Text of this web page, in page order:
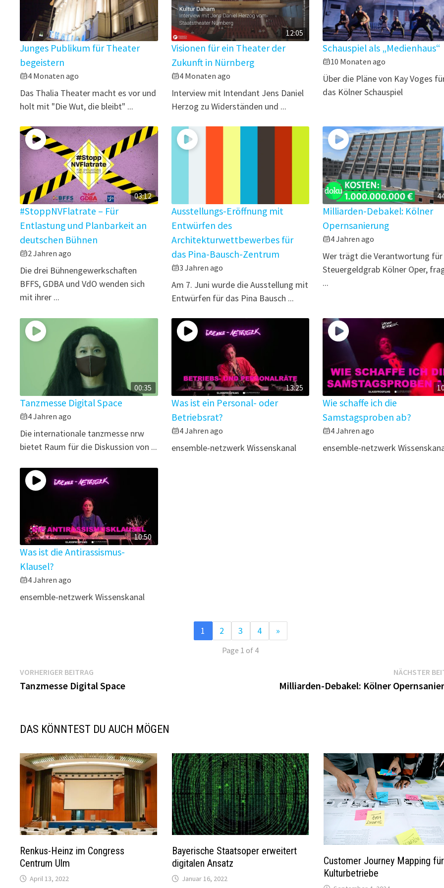
Junges Publikum für Theater
begeistern
4 Monaten ago
Das Thalia Theater macht es vor und
holt mit "Die Wut, die bleibt" ...
12:05
Visionen für ein Theater der
Zukunft in Nürnberg
4 Monaten ago
Interview mit Intendant Jens Daniel
Herzog zu Widerständen und ...
Schauspiel als „Medienhaus“
10 Monaten ago
Über die Pläne von Kay Voges
das Kölner Schauspiel
03:12
#StoppNVFlatrate – Für
Entlastung und Planbarkeit an
deutschen Bühnen
2 Jahren ago
Die drei Bühnengewerkschaften
BFFS, GDBA und VdO wenden sich
mit ihrer ...
Ausstellungs-Eröffnung mit
Entwürfen des
Architekturwettbewerbes für
das Pina-Bausch-Zentrum
3 Jahren ago
Am 7. Juni wurde die Ausstellung mit
Entwürfen für das Pina Bausch ...
Milliarden-Debakel: Kölner
Opernsanierung
4 Jahren ago
Wer trägt die Verantwortung
Steuergeldgrab Kölner Oper,
...
00:35
Tanzmesse Digital Space
4 Jahren ago
Die internationale tanzmesse nrw
bietet Raum für die Diskussion von ...
13:25
Was ist ein Personal- oder
Betriebsrat?
4 Jahren ago
ensemble-netzwerk Wissenskanal
Wie schaffe ich die
Samstagsproben ab?
4 Jahren ago
ensemble-netzwerk
10:50
Was ist die Antirassismus-
Klausel?
4 Jahren ago
ensemble-netzwerk Wissenskanal
1 2 3 4 »
Page 1 of 4
Beitragsnavigation
VORHERIGER BEITRAG
Beitrag:
Tanzmesse Digital Space
NÄCHSTER
Milliarden-Debakel: Kölner
DAS KÖNNTEST DU AUCH MÖGEN
Renkus-Heinz im Congress
Centrum Ulm
April 13, 2022
Bayerische Staatsoper erweitert
digitalen Ansatz
Januar 16, 2022
Customer Journey Mapping für
Kulturbetriebe